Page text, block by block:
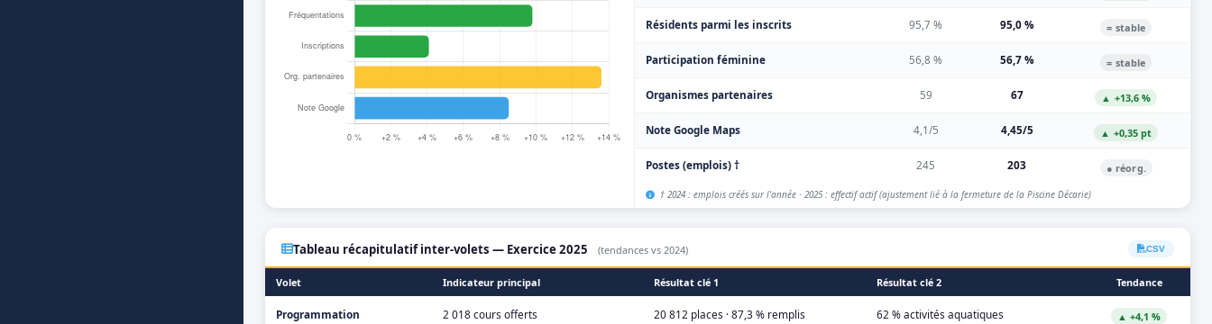
Résidents parmi les inscrits 95,7 % 95,0 % = stable
Participation féminine 56,8 % 56,7 % = stable
Organismes partenaires 59 67 ▲ +13,6 %
Note Google Maps 4,1/5 4,45/5 ▲ +0,35 pt
Postes (emplois) † 245 203 ● réorg.
† 2024 : emplois créés sur l'année · 2025 : effectif actif (ajustement lié à la fermeture de la Piscine Décarie)
Tableau récapitulatif inter-volets — Exercice 2025 (tendances vs 2024) CSV
Volet Indicateur principal Résultat clé 1 Résultat clé 2 Tendance
Programmation 2 018 cours offerts 20 812 places · 87,3 % remplis 62 % activités aquatiques ▲ +4,1 %